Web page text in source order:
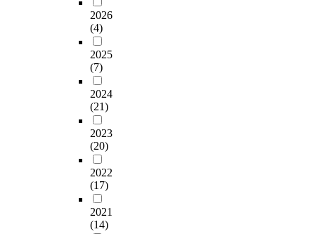
2026
(4)
2025
(7)
2024
(21)
2023
(20)
2022
(17)
2021
(14)